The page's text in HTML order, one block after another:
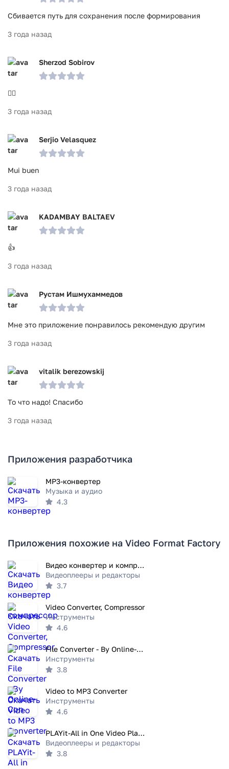
Сбивается путь для сохранения после формирования
3 года назад
Sherzod Sobirov
👍🏼
3 года назад
Serjio Velasquez
Mui buen
3 года назад
KADAMBAY BALTAEV
👍
3 года назад
Рустам Ишмухаммедов
Мне это приложение понравилось рекомендую другим
3 года назад
vitalik berezowskij
То что надо! Спасибо
3 года назад
Приложения разработчика
MP3-конвертер
Музыка и аудио
4.3
Приложения похожие на Video Format Factory
Видео конвертер и компрессор
Видеоплееры и редакторы
3.7
Video Converter, Compressor
Инструменты
4.6
File Converter - By Online-Con
Инструменты
3.8
Video to MP3 Converter
Инструменты
4.6
PLAYit-All in One Video Player
Видеоплееры и редакторы
3.8